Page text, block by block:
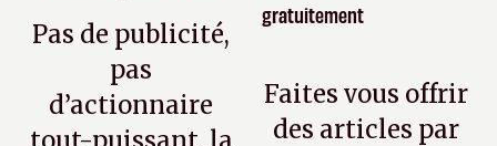
Pas de publicité,
pas
d’actionnaire
gratuitement
Faites vous offrir
des articles par